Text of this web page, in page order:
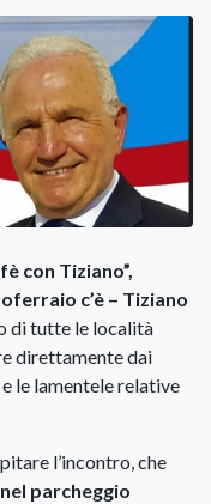
con Tiziano”,
c’è – Tiziano
di tutte le località
direttamente dai
le lamentele relative
l’incontro, che
parcheggio